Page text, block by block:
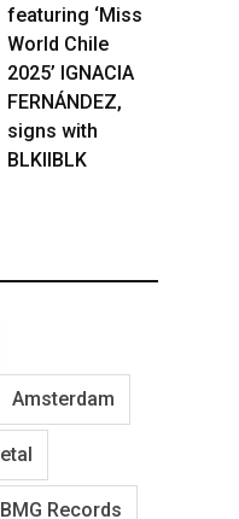
featuring ‘Miss
World Chile
2025’ IGNACIA
FERNÁNDEZ,
signs with
BLKIIBLK
Amsterdam
BMG Records